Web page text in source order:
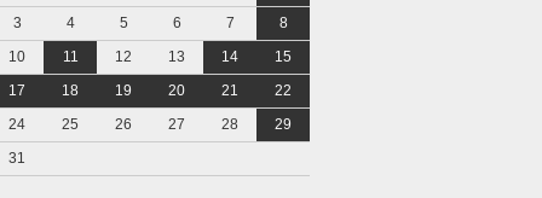
3 4 5 6 7
8
10 11 12 13 14
15
17 18 19 20 21
22
24 25 26 27 28
29
31